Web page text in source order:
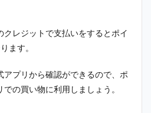
クレジットで支払いをするとポイ
ます。
アプリから確認ができるので、ポ
の買い物に利用しましょう。